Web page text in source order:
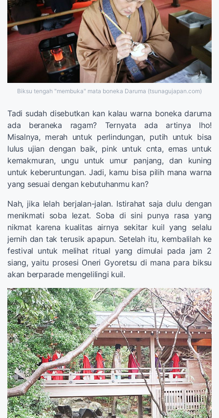
Biksu tengah "membuka" mata boneka Daruma (tsunagujapan.com)
Tadi sudah disebutkan kan kalau warna boneka daruma
ada beraneka ragam? Ternyata ada artinya lho!
Misalnya, merah untuk perlindungan, putih untuk bisa
lulus ujian dengan baik, pink untuk cnta, emas untuk
kemakmuran, ungu untuk umur panjang, dan kuning
untuk keberuntungan. Jadi, kamu bisa pilih mana warna
yang sesuai dengan kebutuhanmu kan?
Nah, jika lelah berjalan-jalan. Istirahat saja dulu dengan
menikmati soba lezat. Soba di sini punya rasa yang
nikmat karena kualitas airnya sekitar kuil yang selalu
jernih dan tak terusik apapun. Setelah itu, kembalilah ke
festival untuk melihat ritual yang dimulai pada jam 2
siang, yaitu prosesi Oneri Gyoretsu di mana para biksu
akan berparade mengelilingi kuil.